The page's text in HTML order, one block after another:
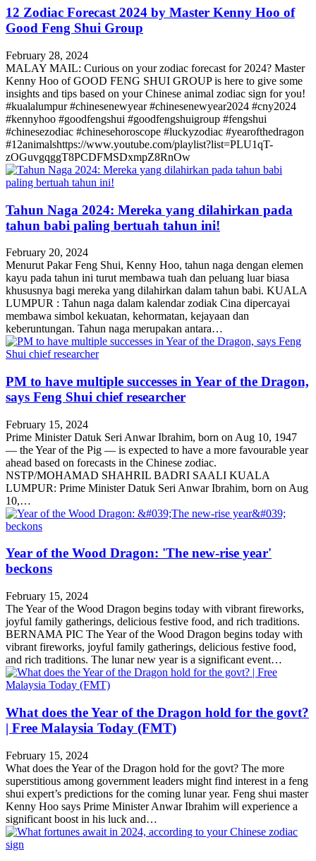
12 Zodiac Forecast 2024 by Master Kenny Hoo of
Good Feng Shui Group
February 28, 2024
MALAY MAIL: Curious on your zodiac forecast for 2024? Master
Kenny Hoo of GOOD FENG SHUI GROUP is here to give some
insights and tips based on your Chinese animal zodiac sign for you!
#kualalumpur #chinesenewyear #chinesenewyear2024 #cny2024
#kennyhoo #goodfengshui #goodfengshuigroup #fengshui
#chinesezodiac #chinesehoroscope #luckyzodiac #yearofthedragon
#12animalshttps://www.youtube.com/playlist?list=PLU1qT-
zOGuvgqggT8PCDFMSDxmpZ8RnOw
Tahun Naga 2024: Mereka yang dilahirkan pada
tahun babi paling bertuah tahun ini!
February 20, 2024
Menurut Pakar Feng Shui, Kenny Hoo, tahun naga dengan elemen
kayu pada tahun ini turut membawa tuah dan peluang luar biasa
khususnya bagi mereka yang dilahirkan dalam tahun babi. KUALA
LUMPUR : Tahun naga dalam kalendar zodiak Cina dipercayai
membawa simbol kekuatan, kehormatan, kejayaan dan
keberuntungan. Tahun naga merupakan antara…
PM to have multiple successes in Year of the Dragon,
says Feng Shui chief researcher
February 15, 2024
Prime Minister Datuk Seri Anwar Ibrahim, born on Aug 10, 1947
— the Year of the Pig — is expected to have a more favourable year
ahead based on forecasts in the Chinese zodiac.
NSTP/MOHAMAD SHAHRIL BADRI SAALI KUALA
LUMPUR: Prime Minister Datuk Seri Anwar Ibrahim, born on Aug
10,…
Year of the Wood Dragon: 'The new-rise year'
beckons
February 15, 2024
The Year of the Wood Dragon begins today with vibrant fireworks,
joyful family gatherings, delicious festive food, and rich traditions.
BERNAMA PIC The Year of the Wood Dragon begins today with
vibrant fireworks, joyful family gatherings, delicious festive food,
and rich traditions. The lunar new year is a significant event…
What does the Year of the Dragon hold for the govt?
| Free Malaysia Today (FMT)
February 15, 2024
What does the Year of the Dragon hold for the govt? The more
superstitious among government leaders might find interest in a feng
shui expert’s predictions for the coming lunar year. Feng shui master
Kenny Hoo says Prime Minister Anwar Ibrahim will experience a
significant boost in his luck and…